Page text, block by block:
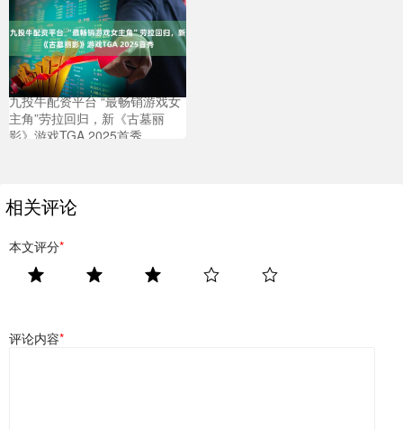
九投牛配资平台 “最畅销游戏女
主角”劳拉回归，新《古墓丽
影》游戏TGA 2025首秀
相关评论
本文评分*
评论内容*